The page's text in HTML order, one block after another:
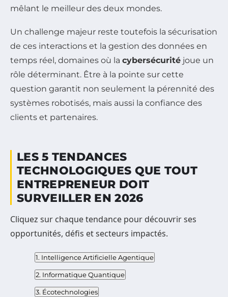
mêlant le meilleur des deux mondes.
Un challenge majeur reste toutefois la sécurisation
de ces interactions et la gestion des données en
temps réel, domaines où la cybersécurité joue un
rôle déterminant. Être à la pointe sur cette
question garantit non seulement la pérennité des
systèmes robotisés, mais aussi la confiance des
clients et partenaires.
LES 5 TENDANCES
TECHNOLOGIQUES QUE TOUT
ENTREPRENEUR DOIT
SURVEILLER EN 2026
Cliquez sur chaque tendance pour découvrir ses
opportunités, défis et secteurs impactés.
1. Intelligence Artificielle Agentique
2. Informatique Quantique
3. Écotechnologies